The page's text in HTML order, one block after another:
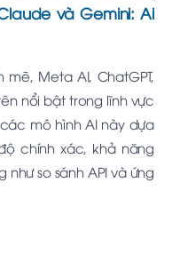
và Gemini: Ai
Meta AI, ChatGPT,
nổi bật trong lĩnh vực
mô hình AI này dựa
chính xác, khả năng
so sánh API và ứng